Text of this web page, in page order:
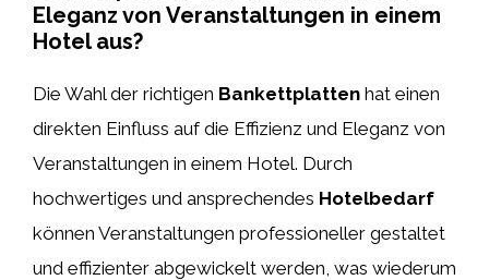
Eleganz von Veranstaltungen in einem
Hotel aus?
Die Wahl der richtigen Bankettplatten hat einen
direkten Einfluss auf die Effizienz und Eleganz von
Veranstaltungen in einem Hotel. Durch
hochwertiges und ansprechendes Hotelbedarf
können Veranstaltungen professioneller gestaltet
und effizienter abgewickelt werden, was wiederum